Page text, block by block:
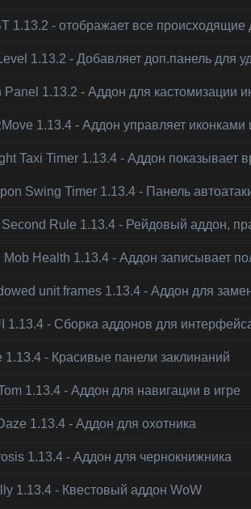
1.13.2 - отображает все происходящие
1.13.2 - Добавляет доп.панель для
Panel 1.13.2 - Аддон для кастомизации
1.13.4 - Аддон управляет
Taxi Timer 1.13.4 - Аддон показывает
Swing Timer 1.13.4 - Панель
Second Rule 1.13.4 - Рейдовый аддон,
Mob Health 1.13.4 - Аддон записывает
unit frames 1.13.4 - Аддон для
1.13.4 - Сборка аддонов для
1.13.4 - Красивые панели заклинаний
1.13.4 - Аддон для навигации в игре
1.13.4 - Аддон для охотника
1.13.4 - Аддон для чернокнижника
1.13.4 - Квестовый аддон WoW